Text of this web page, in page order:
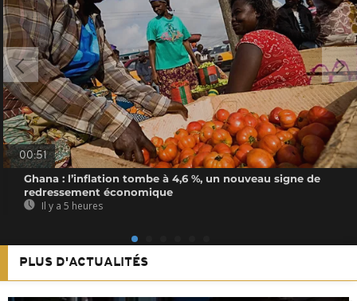
00:51
Ghana : l’inflation tombe à 4,6 %, un nouveau signe de
redressement économique
Il y a 5 heures
PLUS D'ACTUALITÉS